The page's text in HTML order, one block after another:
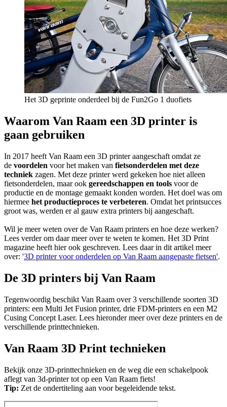
Het 3D geprinte onderdeel bij de Fun2Go 1 duofiets
Waarom Van Raam een 3D printer is
gaan gebruiken
In 2017 heeft Van Raam een 3D printer aangeschaft omdat ze
de voordelen voor het maken van fietsonderdelen met deze
techniek zagen. Met deze printer werd gekeken hoe niet alleen
fietsonderdelen, maar ook gereedschappen en tools voor de
productie en de montage gemaakt konden worden. Het doel was om
hiermee het productieproces te verbeteren. Omdat het printsucces
groot was, werden er al gauw extra printers bij aangeschaft.
Wil je meer weten over de Van Raam printers en hoe deze werken?
Lees verder om daar meer over te weten te komen. Het 3D Print
magazine heeft hier ook geschreven. Lees daar in dit artikel meer
over: '3D printer voor onderdelen op Van Raam aangepaste fietsen'.
De 3D printers bij Van Raam
Tegenwoordig beschikt Van Raam over 3 verschillende soorten 3D
printers: een Multi Jet Fusion printer, drie FDM-printers en een M2
Cusing Concept Laser. Lees hieronder meer over deze printers en de
verschillende printtechnieken.
Van Raam 3D Print technieken
Bekijk onze 3D-printtechnieken en de weg die een schakelpook
aflegt van 3d-printer tot op een Van Raam fiets!
Tip: Zet de ondertiteling aan voor begeleidende tekst.